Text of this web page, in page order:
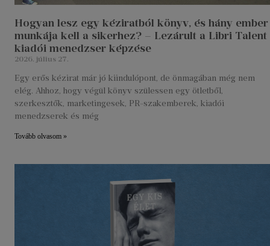
Hogyan lesz egy kéziratból könyv, és hány ember
munkája kell a sikerhez? – Lezárult a Libri Talent
kiadói menedzser képzése
2026. július 27.
Egy erős kézirat már jó kiindulópont, de önmagában még nem
elég. Ahhoz, hogy végül könyv szülessen egy ötletből,
szerkesztők, marketingesek, PR-szakemberek, kiadói
menedzserek és még
Tovább olvasom »